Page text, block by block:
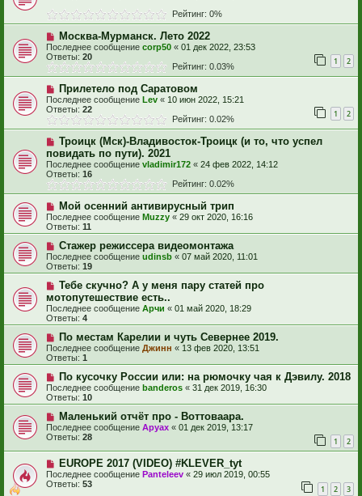
Рейтинг: 0%
Москва-Мурманск. Лето 2022
Последнее сообщение corp50 « 01 дек 2022, 23:53
Ответы: 20 1 2
Рейтинг: 0.03%
Прилетело под Саратовом
Последнее сообщение Lev « 10 июн 2022, 15:21
Ответы: 22 1 2
Рейтинг: 0.02%
Троицк (Мск)-Владивосток-Троицк (и то, что успел
повидать по пути). 2021
Последнее сообщение vladimir172 « 24 фев 2022, 14:12
Ответы: 16
Рейтинг: 0.02%
Мой осенний антивирусный трип
Последнее сообщение Muzzy « 29 окт 2020, 16:16
Ответы: 11
Стажер режиссера видеомонтажа
Последнее сообщение udinsb « 07 май 2020, 11:01
Ответы: 19
Тебе скучно? А у меня пару статей про
мотопутешествие есть..
Последнее сообщение Арчи « 01 май 2020, 18:29
Ответы: 4
По местам Карелии и чуть Севернее 2019.
Последнее сообщение Джинн « 13 фев 2020, 13:51
Ответы: 1
По кусочку России или: на рюмочку чая к Дэвилу. 2018
Последнее сообщение banderos « 31 дек 2019, 16:30
Ответы: 10
Маленький отчёт про - Воттоваара.
Последнее сообщение Аруах « 01 дек 2019, 13:17
Ответы: 28 1 2
EUROPE 2017 (VIDEO) #KLEVER_tyt
Последнее сообщение Panteleev « 29 июл 2019, 00:55
Ответы: 53 1 2 3